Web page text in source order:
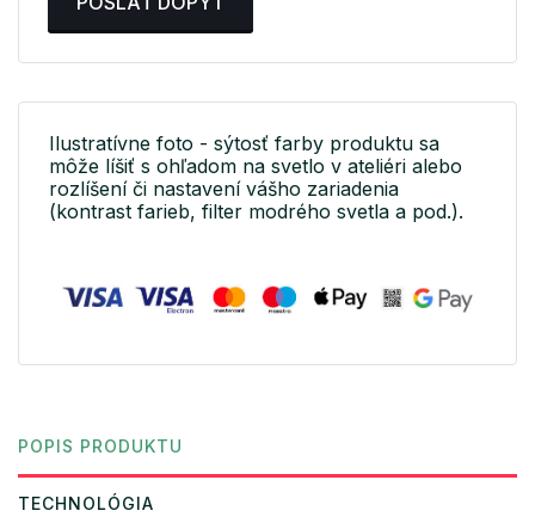
Ilustratívne foto - sýtosť farby produktu sa
môže líšiť s ohľadom na svetlo v ateliéri alebo
rozlíšení či nastavení vášho zariadenia
(kontrast farieb, filter modrého svetla a pod.).
POPIS PRODUKTU
TECHNOLÓGIA